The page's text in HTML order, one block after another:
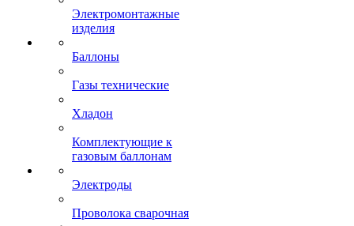
Электромонтажные
изделия
Баллоны
Газы технические
Хладон
Комплектующие к
газовым баллонам
Электроды
Проволока сварочная